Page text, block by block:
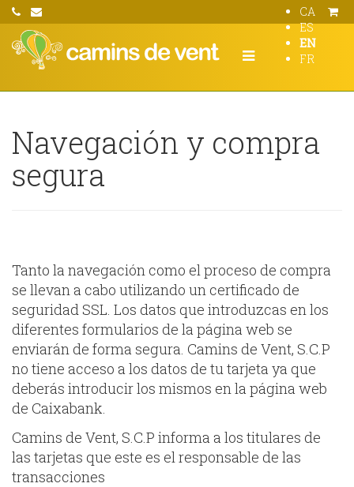
CA
ES
EN
FR
Navegación y compra
segura
Tanto la navegación como el proceso de compra
se llevan a cabo utilizando un certificado de
seguridad SSL. Los datos que introduzcas en los
diferentes formularios de la página web se
enviarán de forma segura. Camins de Vent, S.C.P
no tiene acceso a los datos de tu tarjeta ya que
deberás introducir los mismos en la página web
de Caixabank.
Camins de Vent, S.C.P informa a los titulares de
las tarjetas que este es el responsable de las
transacciones